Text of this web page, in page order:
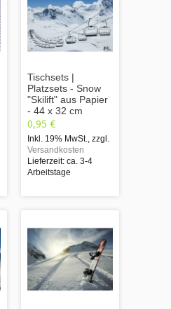
Tischsets |
Platzsets - Snow
"Skilift" aus Papier
- 44 x 32 cm
0,95 €
Inkl. 19% MwSt. zzgl.
Versandkosten
Lieferzeit: ca. 3-4
Arbeitstage